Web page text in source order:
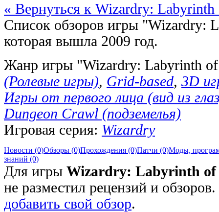
« Вернуться к Wizardry:
Список обзоров игры "Wizardry:
которая вышла 2009 год.
Жанр игры "Wizardry: Labyrinth
(Ролевые игры), Grid-based, 3D
Игры от первого лица (вид из
Dungeon Crawl (подземелья)
Игровая серия: Wizardry
Новости (0)Обзоры (0)Прохождения (0)Патчи (0)Моды,
знаний (0)
Для игры Wizardry: Labyrinth of
не разместил рецензий и
добавить свой обзор.